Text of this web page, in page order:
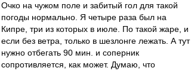
Очко на чужом поле и забитый гол для такой
погоды нормально. Я четыре раза был на
Кипре, три из которых в июле. По такой жаре, и
если без ветра, только в шезлонге лежать. А тут
нужно отбегать 90 мин. и соперник
сопротивляется, как может. Думаю, что